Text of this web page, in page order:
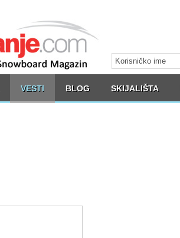
VESTI BLOG SKIJALIŠTA